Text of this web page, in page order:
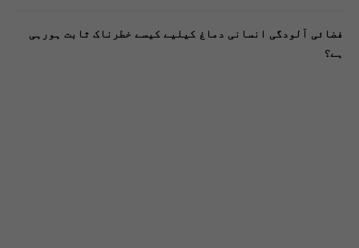
فضائی آلودگی انسانی دماغ کیلیے کیسے خطرناک ثابت ہورہی
ہے؟